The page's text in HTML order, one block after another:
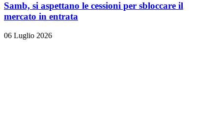
Samb, si aspettano le cessioni per sbloccare il
mercato in entrata
06 Luglio 2026